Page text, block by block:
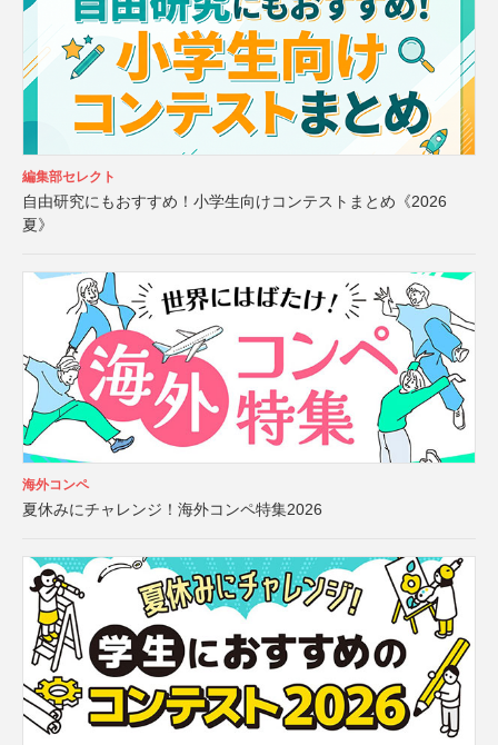
編集部セレクト
自由研究にもおすすめ！小学生向けコンテストまとめ《2026
夏》
海外コンペ
夏休みにチャレンジ！海外コンペ特集2026